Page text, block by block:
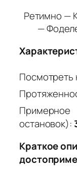
Ретимно —
—
Посмотреть
остановок):
Краткое